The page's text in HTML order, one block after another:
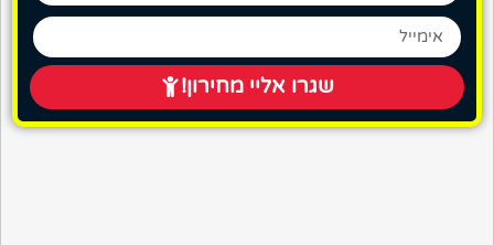
שגרו אליי מחירון!